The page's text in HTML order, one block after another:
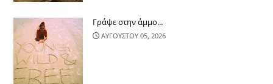
Γράψε στην άμμο...
ΑΥΓΟΥΣΤΟΥ 05, 2026